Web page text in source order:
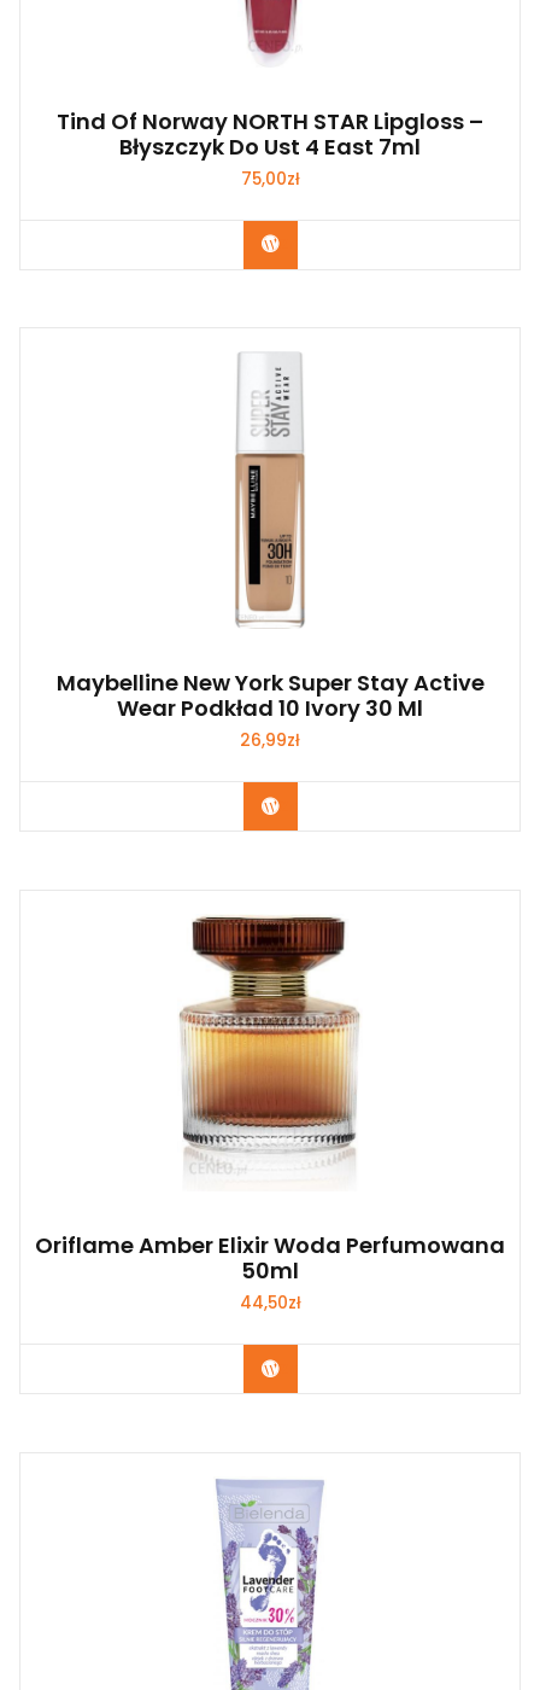
Tind Of Norway NORTH STAR Lipgloss –
Błyszczyk Do Ust 4 East 7ml
75,00zł
Zobacz
Maybelline New York Super Stay Active
Wear Podkład 10 Ivory 30 Ml
26,99zł
Zobacz
Oriflame Amber Elixir Woda Perfumowana
50ml
44,50zł
Zobacz